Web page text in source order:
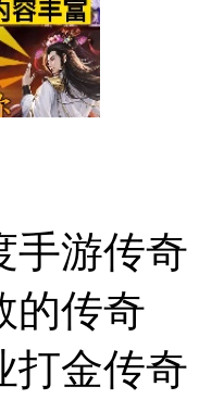
手游传奇
的传奇
打金传奇